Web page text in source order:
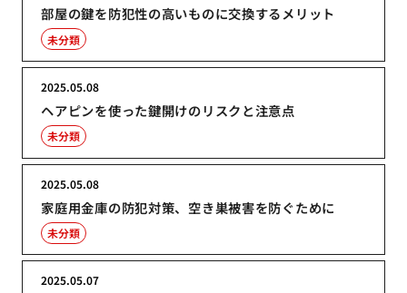
部屋の鍵を防犯性の高いものに交換するメリット
未分類
ヘアピンを使った鍵開けのリスクと注意点
2025.05.08
未分類
家庭用金庫の防犯対策、空き巣被害を防ぐために
2025.05.08
未分類
2025.05.07